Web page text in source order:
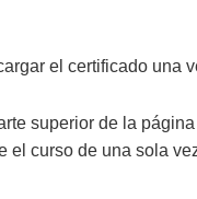
el certificado una
superior de la
curso de una sola